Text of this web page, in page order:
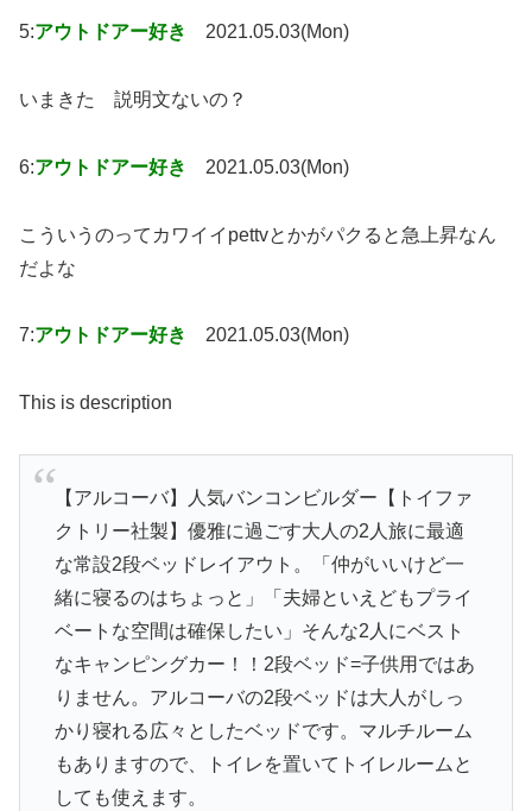
5:アウトドアー好き 2021.05.03(Mon)
いまきた 説明文ないの？
6:アウトドアー好き 2021.05.03(Mon)
こういうのってカワイイpettvとかがパクると急上昇なん
だよな
7:アウトドアー好き 2021.05.03(Mon)
This is description
【アルコーバ】人気バンコンビルダー【トイファ
クトリー社製】優雅に過ごす大人の2人旅に最適
な常設2段ベッドレイアウト。「仲がいいけど一
緒に寝るのはちょっと」「夫婦といえどもプライ
ベートな空間は確保したい」そんな2人にベスト
なキャンピングカー！！2段ベッド=子供用ではあ
りません。アルコーバの2段ベッドは大人がしっ
かり寝れる広々としたベッドです。マルチルーム
もありますので、トイレを置いてトイレルームと
しても使えます。